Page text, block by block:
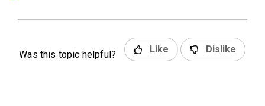
Was this topic helpful? Like Dislike